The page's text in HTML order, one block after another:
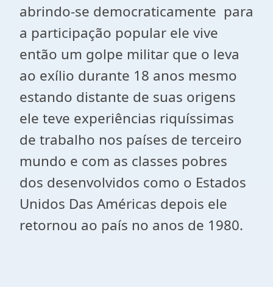
abrindo-se democraticamente para
a participação popular ele vive
então um golpe militar que o leva
ao exílio durante 18 anos mesmo
estando distante de suas origens
ele teve experiências riquíssimas
de trabalho nos países de terceiro
mundo e com as classes pobres
dos desenvolvidos como o Estados
Unidos Das Américas depois ele
retornou ao país no anos de 1980.